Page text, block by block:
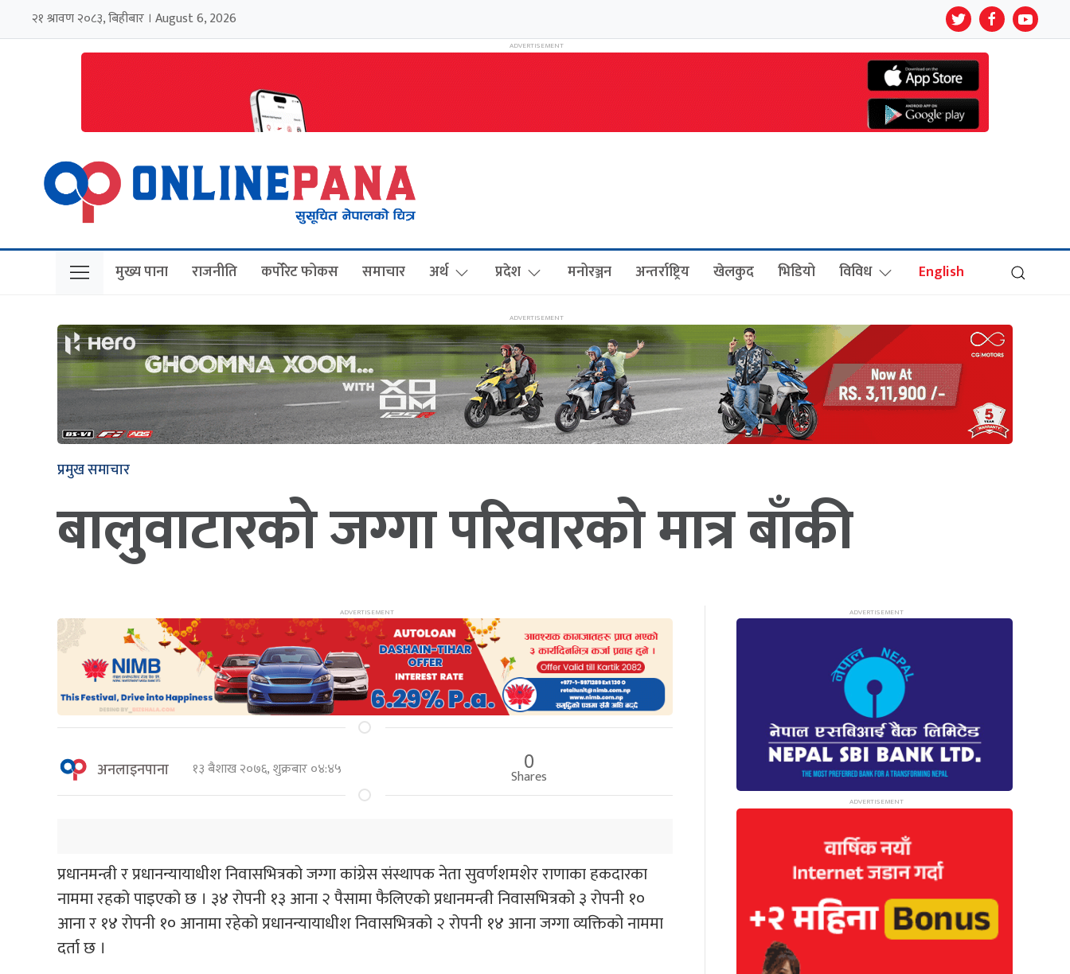
२१ श्रावण २०८३, बिहीबार । August 6, 2026
मुख्य पाना राजनीति कर्पोरेट फोकस समाचार अर्थ प्रदेश मनोरञ्जन अन्तर्राष्ट्रिय खेलकुद भिडियो विविध English
प्रमुख समाचार
बालुवाटारको जग्गा परिवारको मात्र बाँकी
अनलाइनपाना १३ बैशाख २०७६, शुक्रबार ०४:४५ 0
Shares
प्रधानमन्त्री र प्रधानन्यायाधीश निवासभित्रको जग्गा कांग्रेस संस्थापक नेता सुवर्णशमशेर राणाका हकदारका
नाममा रहको पाइएको छ । ३४ रोपनी १३ आना २ पैसामा फैलिएको प्रधानमन्त्री निवासभित्रको ३ रोपनी १०
आना र १४ रोपनी १० आनामा रहेको प्रधानन्यायाधीश निवासभित्रको २ रोपनी १४ आना जग्गा व्यक्तिको नाममा
दर्ता छ ।